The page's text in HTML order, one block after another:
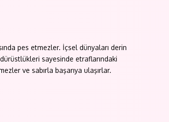
pes etmezler. İçsel dünyaları derin
sayesinde etraflarındaki
ve sabırla başarıya ulaşırlar.